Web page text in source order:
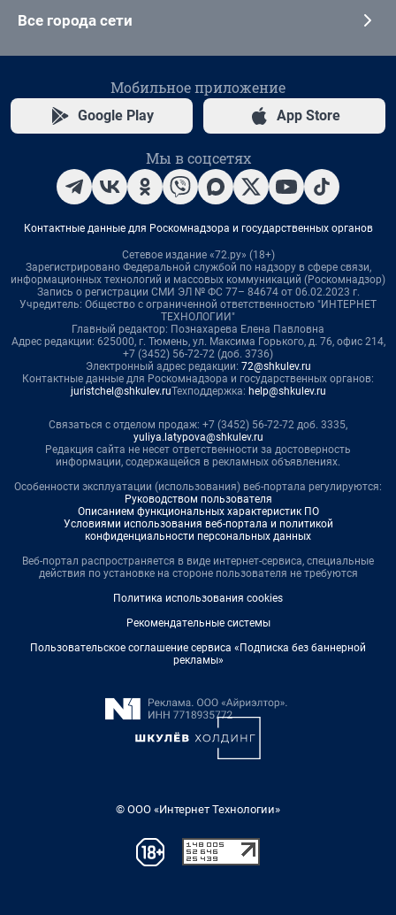
Все города сети
Мобильное приложение
Google Play App Store
Мы в соцсетях
Контактные данные для Роскомнадзора и государственных органов
Сетевое издание «72.ру» (18+)
Зарегистрировано Федеральной службой по надзору в сфере связи,
информационных технологий и массовых коммуникаций (Роскомнадзор)
Запись о регистрации СМИ ЭЛ № ФС 77– 84674 от 06.02.2023 г.
Учредитель: Общество с ограниченной ответственностью "ИНТЕРНЕТ
ТЕХНОЛОГИИ"
Главный редактор: Познахарева Елена Павловна
Адрес редакции: 625000, г. Тюмень, ул. Максима Горького, д. 76, офис 214,
+7 (3452) 56-72-72 (доб. 3736)
Электронный адрес редакции: 72@shkulev.ru
Контактные данные для Роскомнадзора и государственных органов:
juristchel@shkulev.ruТехподдержка: help@shkulev.ru
Связаться с отделом продаж: +7 (3452) 56-72-72 доб. 3335,
yuliya.latypova@shkulev.ru
Редакция сайта не несет ответственности за достоверность
информации, содержащейся в рекламных объявлениях.
Особенности эксплуатации (использования) веб-портала регулируются:
Руководством пользователя
Описанием функциональных характеристик ПО
Условиями использования веб-портала и политикой
конфиденциальности персональных данных
Веб-портал распространяется в виде интернет-сервиса, специальные
действия по установке на стороне пользователя не требуются
Политика использования cookies
Рекомендательные системы
Пользовательское соглашение сервиса «Подписка без баннерной
рекламы»
© ООО «Интернет Технологии»